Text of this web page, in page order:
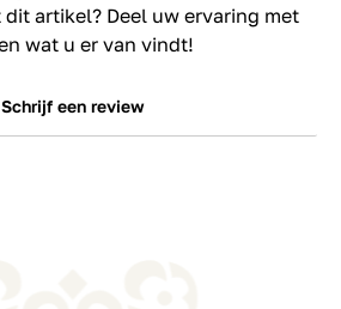
artikel? Deel uw ervaring met
wat u er van vindt!
Schrijf een review